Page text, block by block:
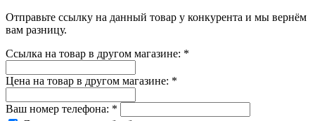
Отправьте ссылку на данный товар у конкурента и мы вернём
вам разницу.
Ссылка на товар в другом магазине: *
Цена на товар в другом магазине: *
Ваш номер телефона: *